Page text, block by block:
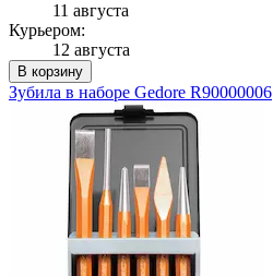
11 августа
Курьером:
12 августа
В корзину
Зубила в наборе Gedore R90000006